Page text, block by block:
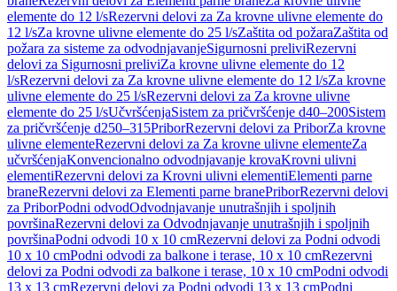
elemente do 12 l/sRezervni delovi za Za krovne ulivne elemente do
12 l/sZa krovne ulivne elemente do 25 l/sZaštita od požaraZaštita od
požara za sisteme za odvodnjavanjeSigurnosni preliviRezervni
delovi za Sigurnosni preliviZa krovne ulivne elemente do 12
l/sRezervni delovi za Za krovne ulivne elemente do 12 l/sZa krovne
ulivne elemente do 25 l/sRezervni delovi za Za krovne ulivne
elemente do 25 l/sUčvršćenjaSistem za pričvršćenje d40–200Sistem
za pričvršćenje d250–315PriborRezervni delovi za PriborZa krovne
ulivne elementeRezervni delovi za Za krovne ulivne elementeZa
učvršćenjaKonvencionalno odvodnjavanje krovaKrovni ulivni
elementiRezervni delovi za Krovni ulivni elementiElementi parne
braneRezervni delovi za Elementi parne branePriborRezervni delovi
za PriborPodni odvodOdvodnjavanje unutrašnjih i spoljnih
površinaRezervni delovi za Odvodnjavanje unutrašnjih i spoljnih
površinaPodni odvodi 10 x 10 cmRezervni delovi za Podni odvodi
10 x 10 cmPodni odvodi za balkone i terase, 10 x 10 cmRezervni
delovi za Podni odvodi za balkone i terase, 10 x 10 cmPodni odvodi
13 x 13 cmRezervni delovi za Podni odvodi 13 x 13 cmPodni